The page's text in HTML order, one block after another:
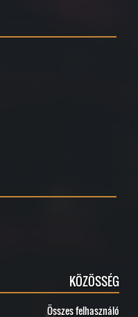
KÖZÖSSÉG
Összes felhasználó